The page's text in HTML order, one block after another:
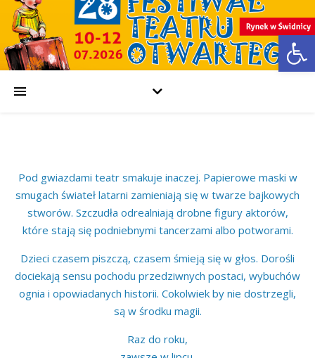
Pod gwiazdami teatr smakuje inaczej. Papierowe maski w
smugach świateł latarni zamieniają się w twarze bajkowych
stworów. Szczudła odrealniają drobne figury aktorów,
które stają się podniebnymi tancerzami albo potworami.
Dzieci czasem piszczą, czasem śmieją się w głos. Dorośli
dociekają sensu pochodu przedziwnych postaci, wybuchów
ognia i opowiadanych historii. Cokolwiek by nie dostrzegli,
są w środku magii.
Raz do roku,